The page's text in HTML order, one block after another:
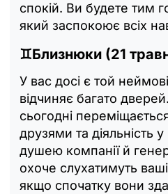
спокій. Ви будете тим
який заспокоює всіх
♊Близнюки (21
У вас досі є той
відчиняє багато
сьогодні
друзями та діяльність
душею компанії й
охоче слухатимуть
якщо спочатку вони